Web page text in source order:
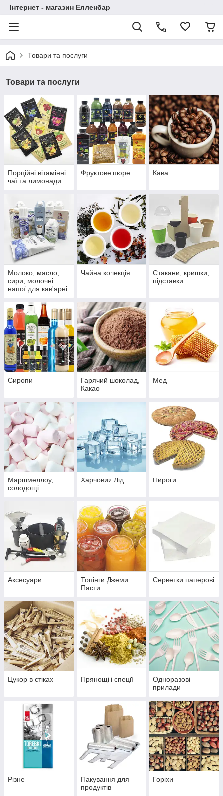
Інтернет - магазин Елленбар
Товари та послуги
Товари та послуги
Порційні вітамінні
чаї та лимонади
Фруктове пюре Кава
Молоко, масло,
сири, молочні
напої для кав'ярні
Чайна колекція
Стакани, кришки,
підставки
Сиропи
Гарячий шоколад,
Какао
Мед
Маршмеллоу,
солодощі
Харчовий Лід Пироги
Аксесуари
Топінги Джеми
Пасти
Серветки паперові
Цукор в стіках Прянощі і спеції
Одноразові
прилади
Різне
Пакування для
продуктів
Горіхи